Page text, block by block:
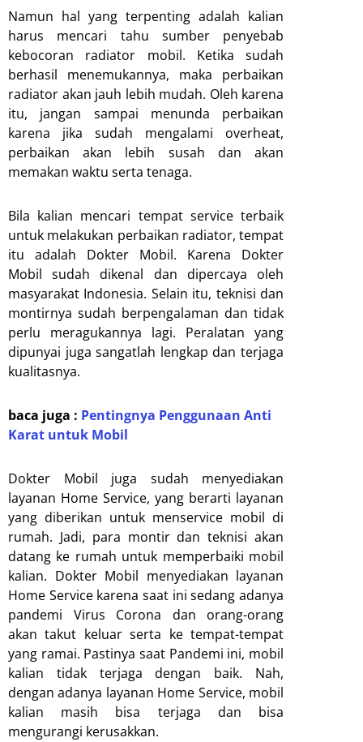
Namun hal yang terpenting adalah kalian
harus mencari tahu sumber penyebab
kebocoran radiator mobil. Ketika sudah
berhasil menemukannya, maka perbaikan
radiator akan jauh lebih mudah. Oleh karena
itu, jangan sampai menunda perbaikan
karena jika sudah mengalami overheat,
perbaikan akan lebih susah dan akan
memakan waktu serta tenaga.
Bila kalian mencari tempat service terbaik
untuk melakukan perbaikan radiator, tempat
itu adalah Dokter Mobil. Karena Dokter
Mobil sudah dikenal dan dipercaya oleh
masyarakat Indonesia. Selain itu, teknisi dan
montirnya sudah berpengalaman dan tidak
perlu meragukannya lagi. Peralatan yang
dipunyai juga sangatlah lengkap dan terjaga
kualitasnya.
baca juga : Pentingnya Penggunaan Anti
Karat untuk Mobil
Dokter Mobil juga sudah menyediakan
layanan Home Service, yang berarti layanan
yang diberikan untuk menservice mobil di
rumah. Jadi, para montir dan teknisi akan
datang ke rumah untuk memperbaiki mobil
kalian. Dokter Mobil menyediakan layanan
Home Service karena saat ini sedang adanya
pandemi Virus Corona dan orang-orang
akan takut keluar serta ke tempat-tempat
yang ramai. Pastinya saat Pandemi ini, mobil
kalian tidak terjaga dengan baik. Nah,
dengan adanya layanan Home Service, mobil
kalian masih bisa terjaga dan bisa
mengurangi kerusakkan.